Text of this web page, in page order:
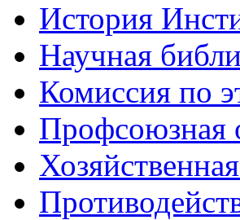
История
Научная
Комиссия по
Профсоюзная